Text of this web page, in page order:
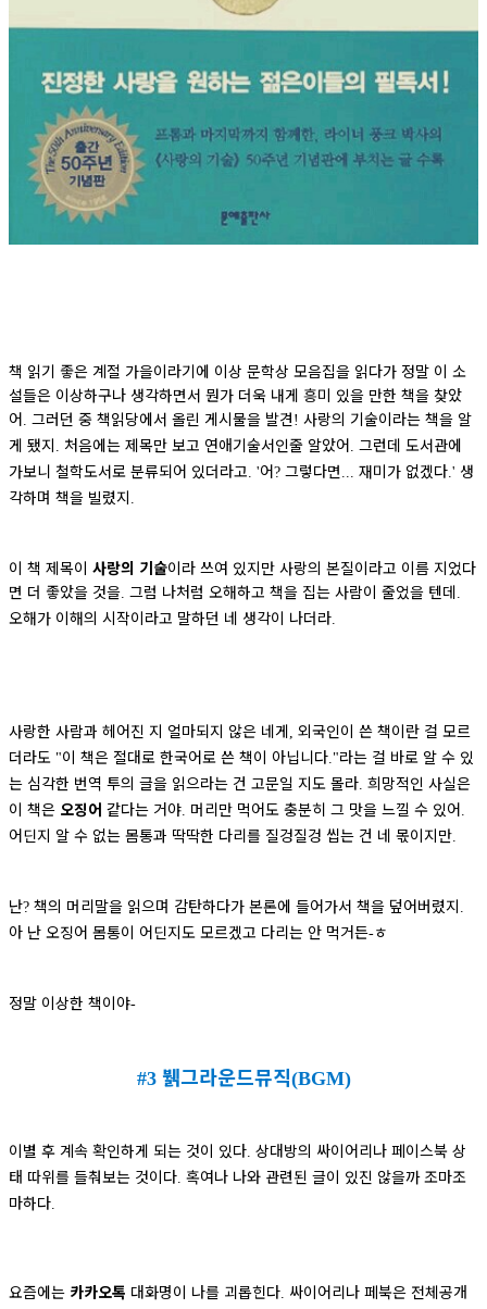
책 읽기 좋은 계절 가을이라기에 이상 문학상 모음집을 읽다가 정말 이 소
설들은 이상하구나 생각하면서 뭔가 더욱 내게 흥미 있을 만한 책을 찾았
어. 그러던 중 책읽당에서 올린 게시물을 발견 ! 사랑의 기술이라는 책을 알
게 됐지 . 처음에는 제목만 보고 연애기술서인줄 알았어. 그런데 도서관에
가보니 철학도서로 분류되어 있더라고. '어? 그렇다면 ... 재미가 없겠다.' 생
각하며 책을 빌렸지 .
이 책 제목이 사랑의 기술이라 쓰여 있지만 사랑의 본질이라고 이름 지었다
면 더 좋았을 것을. 그럼 나처럼 오해하고 책을 집는 사람이 줄었을 텐데.
오해가 이해의 시작이라고 말하던 네 생각이 나더라.
사랑한 사람과 헤어진 지 얼마되지 않은 네게, 외국인이 쓴 책이란 걸 모르
더라도 "이 책은 절대로 한국어로 쓴 책이 아닙니다."라는 걸 바로 알 수 있
는 심각한 번역 투의 글을 읽으라는 건 고문일 지도 몰라. 희망적인 사실은
이 책은 오징어 같다는 거야. 머리만 먹어도 충분히 그 맛을 느낄 수 있어.
어딘지 알 수 없는 몸통과 딱딱한 다리를 질겅질겅 씹는 건 네 몫이지만.
난? 책의 머리말을 읽으며 감탄하다가 본론에 들어가서 책을 덮어버렸지 .
아 난 오징어 몸통이 어딘지도 모르겠고 다리는 안 먹거든-ㅎ
정말 이상한 책이야-
#3 뷁그라운드뮤직(BGM)
이별 후 계속 확인하게 되는 것이 있다. 상대방의 싸이어리나 페이스북 상
태 따위를 들춰보는 것이다. 혹여나 나와 관련된 글이 있진 않을까 조마조
마하다.
요즘에는 카카오톡 대화명이 나를 괴롭힌다. 싸이어리나 페북은 전체공개